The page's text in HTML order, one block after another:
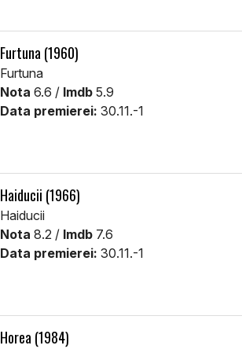
Furtuna (1960)
Furtuna
Nota 6.6 / Imdb 5.9
Data premierei: 30.11.-1
Haiducii (1966)
Haiducii
Nota 8.2 / Imdb 7.6
Data premierei: 30.11.-1
Horea (1984)